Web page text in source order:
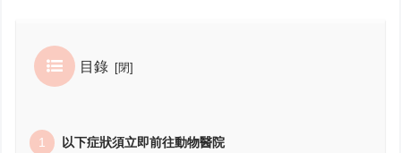
目錄
以下症狀須立即前往動物醫院